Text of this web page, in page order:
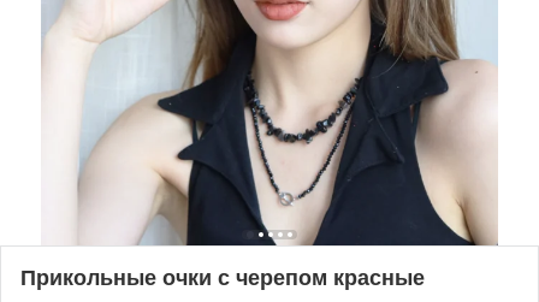
Прикольные очки с черепом красные